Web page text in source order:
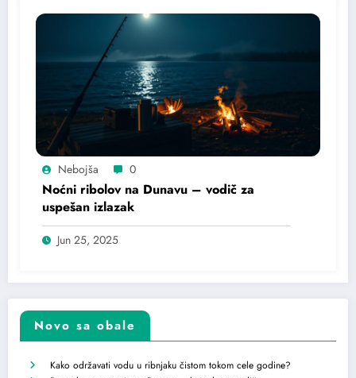
Nebojša 0
Noćni ribolov na Dunavu – vodič za
uspešan izlazak
Jun 25, 2025
Novo sa obale
Kako održavati vodu u ribnjaku čistom tokom cele godine?